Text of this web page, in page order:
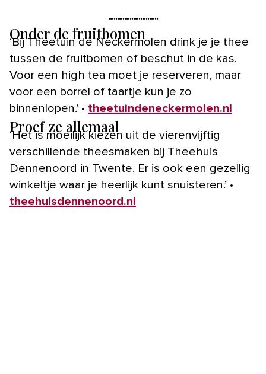
Onder de fruitbomen
‘Bij Theetuin de Neckermolen drink je je thee
tussen de fruitbomen of beschut in de kas.
Voor een high tea moet je reserveren, maar
voor een borrel of taartje kun je zo
binnenlopen.’ • theetuindeneckermolen.nl
Proef ze allemaal
‘Het is moeilijk kiezen uit de vierenvijftig
verschillende theesmaken bij Theehuis
Dennenoord in Twente. Er is ook een gezellig
winkeltje waar je heerlijk kunt snuisteren.’ •
theehuisdennenoord.nl